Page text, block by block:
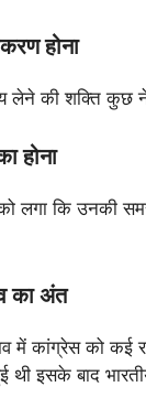
होना
लेने की शक्ति
होना
लगा कि उनकी
का अंत
कांग्रेस को कई
थी इसके बाद